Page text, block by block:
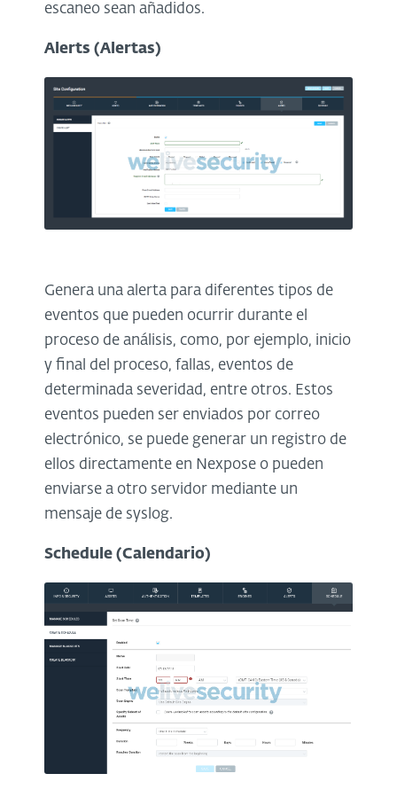
escaneo sean añadidos.
Alerts (Alertas)
Genera una alerta para diferentes tipos de
eventos que pueden ocurrir durante el
proceso de análisis, como, por ejemplo, inicio
y final del proceso, fallas, eventos de
determinada severidad, entre otros. Estos
eventos pueden ser enviados por correo
electrónico, se puede generar un registro de
ellos directamente en Nexpose o pueden
enviarse a otro servidor mediante un
mensaje de syslog.
Schedule (Calendario)